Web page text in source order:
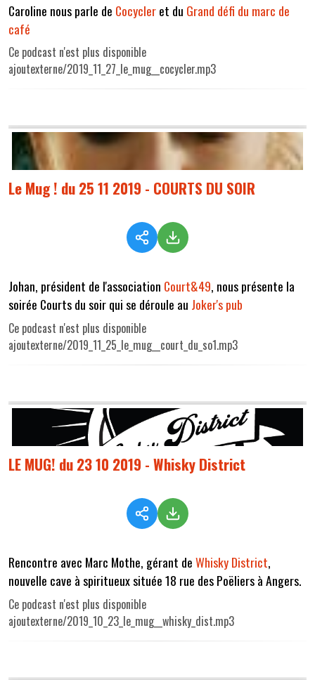
Caroline nous parle de Cocycleret du Grand défi du marc de
café
Ce podcast n'est plus disponible
ajoutexterne/2019_11_27_le_mug__cocycler.mp3
Le Mug ! du 25 11 2019 - COURTS DU SOIR
Johan, président de l'association Court&49, nous présente la
soirée Courts du soir qui se déroule au Joker's pub
Ce podcast n'est plus disponible
ajoutexterne/2019_11_25_le_mug__court_du_so1.mp3
LE MUG! du 23 10 2019 - Whisky District
Rencontre avec Marc Mothe, gérant deWhisky District,
nouvelle cave à spiritueux située 18 rue des Poëliers à Angers.
Ce podcast n'est plus disponible
ajoutexterne/2019_10_23_le_mug__whisky_dist.mp3